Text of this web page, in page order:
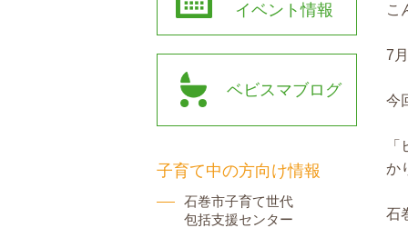
こ
7
今
か
石
イベント情報
ベビスマブログ
子育て中の方向け情報
石巻市子育て世代
包括支援センター